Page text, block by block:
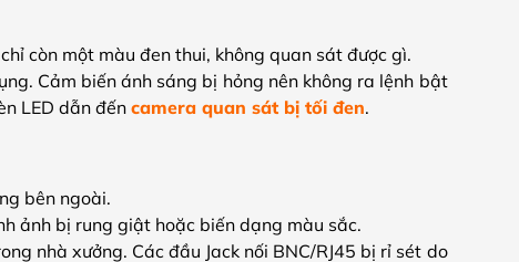
còn một màu đen thui, không quan sát được gì.
Cảm biến ánh sáng bị hỏng nên không ra lệnh bật
LED dẫn đếncamera quan sát bị tối đen.
bên ngoài.
ảnh bị rung giật hoặc biến dạng màu sắc.
nhà xưởng. Các đầu Jack nối BNC/RJ45 bị rỉ sét do